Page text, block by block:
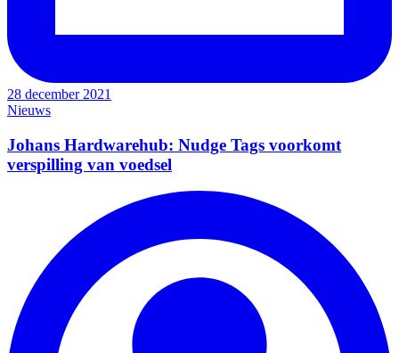
28 december 2021
Nieuws
Johans Hardwarehub: Nudge Tags voorkomt
verspilling van voedsel